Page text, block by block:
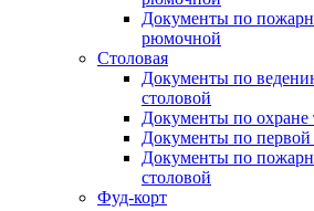
Документы по
рюмочной
Столовая
Документы по
столовой
Документы по охране
Документы по
Документы по
столовой
Фуд-корт